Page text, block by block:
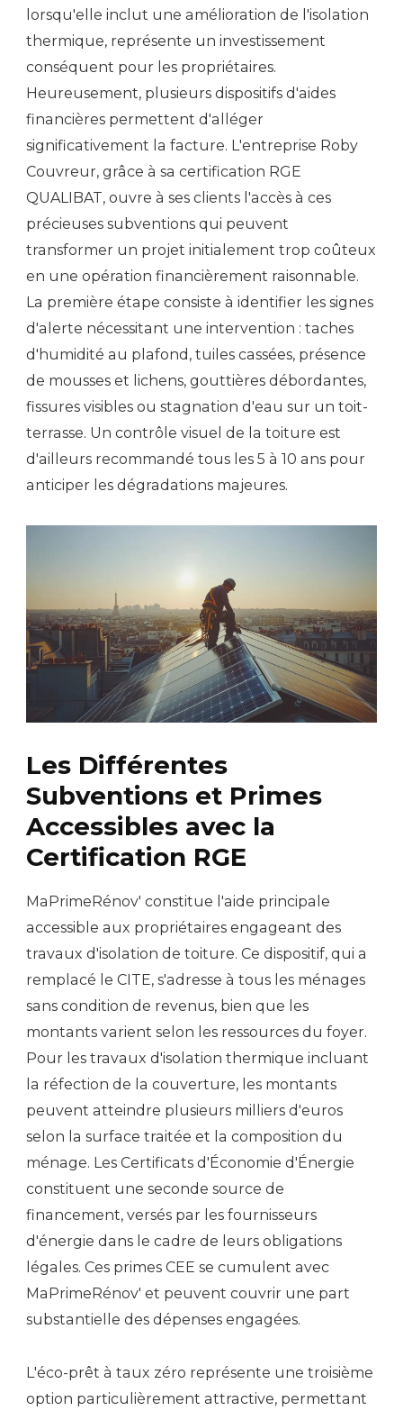
lorsqu'elle inclut une amélioration de l'isolation
thermique, représente un investissement
conséquent pour les propriétaires.
Heureusement, plusieurs dispositifs d'aides
financières permettent d'alléger
significativement la facture. L'entreprise Roby
Couvreur, grâce à sa certification RGE
QUALIBAT, ouvre à ses clients l'accès à ces
précieuses subventions qui peuvent
transformer un projet initialement trop coûteux
en une opération financièrement raisonnable.
La première étape consiste à identifier les signes
d'alerte nécessitant une intervention : taches
d'humidité au plafond, tuiles cassées, présence
de mousses et lichens, gouttières débordantes,
fissures visibles ou stagnation d'eau sur un toit-
terrasse. Un contrôle visuel de la toiture est
d'ailleurs recommandé tous les 5 à 10 ans pour
anticiper les dégradations majeures.
Les Différentes
Subventions et Primes
Accessibles avec la
Certification RGE
MaPrimeRénov' constitue l'aide principale
accessible aux propriétaires engageant des
travaux d'isolation de toiture. Ce dispositif, qui a
remplacé le CITE, s'adresse à tous les ménages
sans condition de revenus, bien que les
montants varient selon les ressources du foyer.
Pour les travaux d'isolation thermique incluant
la réfection de la couverture, les montants
peuvent atteindre plusieurs milliers d'euros
selon la surface traitée et la composition du
ménage. Les Certificats d'Économie d'Énergie
constituent une seconde source de
financement, versés par les fournisseurs
d'énergie dans le cadre de leurs obligations
légales. Ces primes CEE se cumulent avec
MaPrimeRénov' et peuvent couvrir une part
substantielle des dépenses engagées.
L'éco-prêt à taux zéro représente une troisième
option particulièrement attractive, permettant